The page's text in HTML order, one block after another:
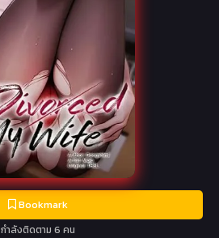
Bookmark
กำลังติดตาม 6 คน